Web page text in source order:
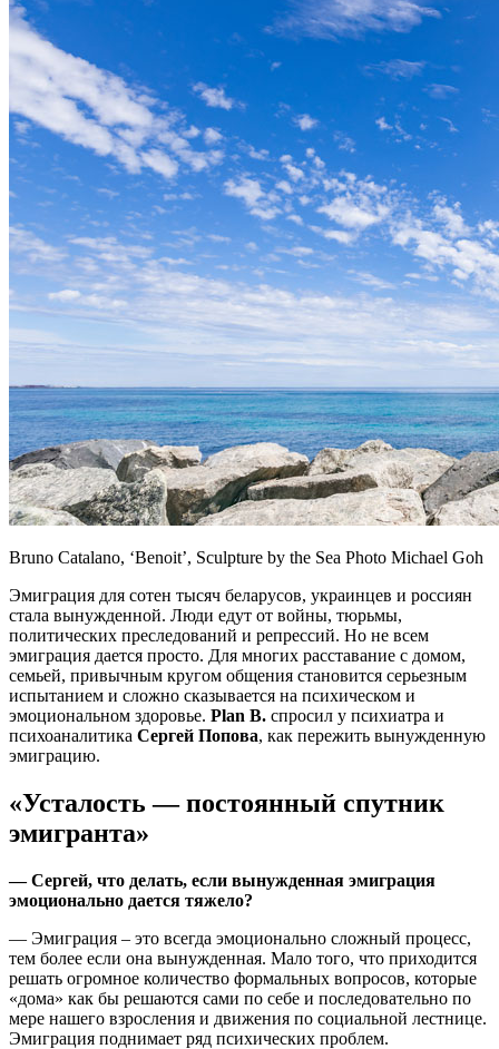
Bruno Catalano, ‘Benoit’, Sculpture by the Sea Photo Michael Goh
Эмиграция для сотен тысяч беларусов, украинцев и россиян
стала вынужденной. Люди едут от войны, тюрьмы,
политических преследований и репрессий. Но не всем
эмиграция дается просто. Для многих расставание с домом,
семьей, привычным кругом общения становится серьезным
испытанием и сложно сказывается на психическом и
эмоциональном здоровье. Plan B. спросил у психиатра и
психоаналитика Сергей Попова, как пережить вынужденную
эмиграцию.
«Усталость — постоянный спутник
эмигранта»
— Сергей, что делать, если вынужденная эмиграция
эмоционально дается тяжело?
— Эмиграция – это всегда эмоционально сложный процесс,
тем более если она вынужденная. Мало того, что приходится
решать огромное количество формальных вопросов, которые
«дома» как бы решаются сами по себе и последовательно по
мере нашего взросления и движения по социальной лестнице.
Эмиграция поднимает ряд психических проблем.